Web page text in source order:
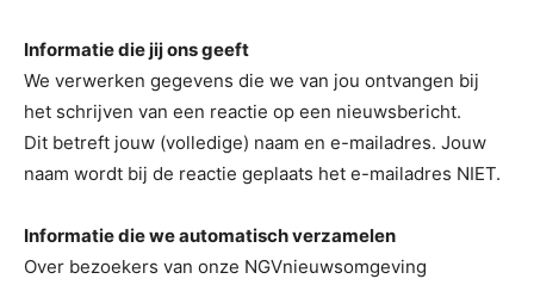
Informatie die jij ons geeft
We verwerken gegevens die we van jou ontvangen bij
het schrijven van een reactie op een nieuwsbericht.
Dit betreft jouw (volledige) naam en e-mailadres. Jouw
naam wordt bij de reactie geplaats het e-mailadres NIET.
Informatie die we automatisch verzamelen
Over bezoekers van onze NGVnieuwsomgeving